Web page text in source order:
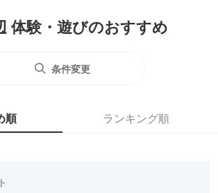
体験・遊びのおすすめ
条件変更
順 ランキング順